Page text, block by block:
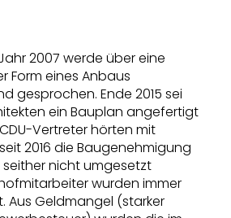
2007 werde über eine
Form eines Anbaus
gesprochen. Ende 2015 sei
ein Bauplan angefertigt
Vertreter hörten mit
2016 die Baugenehmigung
seither nicht umgesetzt
wurden immer
Aus Geldmangel (starker